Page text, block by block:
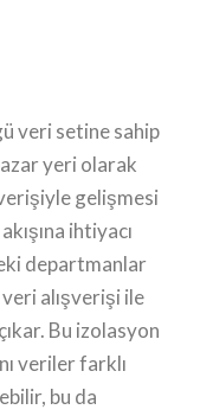
veri setine sahip
yeri olarak
gelişmesi
ihtiyacı
departmanlar
alışverişi ile
Bu izolasyon
veriler farklı
bu da